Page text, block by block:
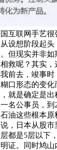
互联网手艺
设想阶段起头
但现实并非如
救呢？其实
前去，竣事
口形态的变
，就是确定是
名公事员，
油这些根本
，日本从股
都是5层以下
证。同时鸠